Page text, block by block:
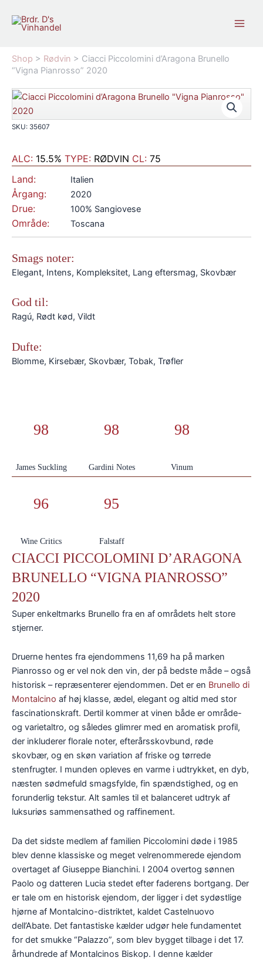
Shop > Rødvin > Ciacci Piccolomini d’Aragona Brunello
“Vigna Pianrosso” 2020
SKU: 35607
ALC: 15.5% TYPE: RØDVIN CL: 75
Land:
Italien
Årgang: 2020
Drue: 100% Sangiovese
Område: Toscana
Smags noter:
Elegant, Intens, Kompleksitet, Lang eftersmag, Skovbær
God til:
Ragú, Rødt kød, Vildt
Dufte:
Blomme, Kirsebær, Skovbær, Tobak, Trøfler
98
James Suckling
98
Gardini Notes
98
Vinum
96
Wine Critics
95
Falstaff
CIACCI PICCOLOMINI D’ARAGONA
BRUNELLO “VIGNA PIANROSSO”
2020
Super enkeltmarks Brunello fra en af områdets helt store
stjerner.
Druerne hentes fra ejendommens 11,69 ha på marken
Pianrosso og er vel nok den vin, der på bedste måde – også
historisk – repræsenterer ejendommen. Det er en Brunello di
Montalcino af høj klasse, ædel, elegant og altid med stor
fascinationskraft. Dertil kommer at vinen både er område-
og varietaltro, og således glimrer med en aromatisk profil,
der inkluderer florale noter, efterårsskovbund, røde
skovbær, og en skøn variation af friske og tørrede
stenfrugter. I munden opleves en varme i udtrykket, en dyb,
næsten sødmefuld smagsfylde, fin spændstighed, og en
forunderlig tekstur. Alt samles til et balanceret udtryk af
luksuriøs sammensathed og raffinement.
Da det sidste medlem af familien Piccolomini døde i 1985
blev denne klassiske og meget velrenommerede ejendom
overtaget af Giuseppe Bianchini. I 2004 overtog sønnen
Paolo og datteren Lucia stedet efter faderens bortgang. Der
er tale om en historisk ejendom, der ligger i det sydøstlige
hjørne af Montalcino-distriktet, kaldet Castelnuovo
dell’Abate. Det fantastiske kælder udgør hele fundamentet
for det smukke “Palazzo”, som blev bygget tilbage i det 17.
århundrede af Montalcinos Biskop. I denne kælder